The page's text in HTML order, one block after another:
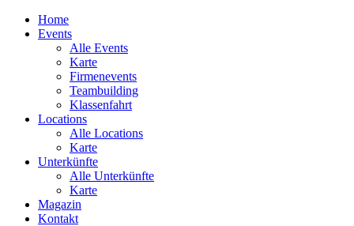
Home
Events
Alle Events
Karte
Firmenevents
Teambuilding
Klassenfahrt
Locations
Alle Locations
Karte
Unterkünfte
Alle Unterkünfte
Karte
Magazin
Kontakt